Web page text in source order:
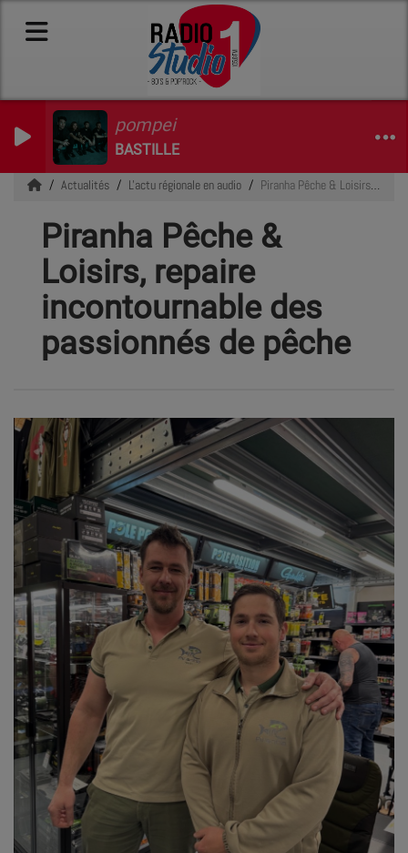
pompei
BASTILLE
Actualités L'actu régionale en audio Piranha Pêche & Loisirs, repaire incontournable des passionnés de pêche
Piranha Pêche &
Loisirs, repaire
incontournable des
passionnés de pêche